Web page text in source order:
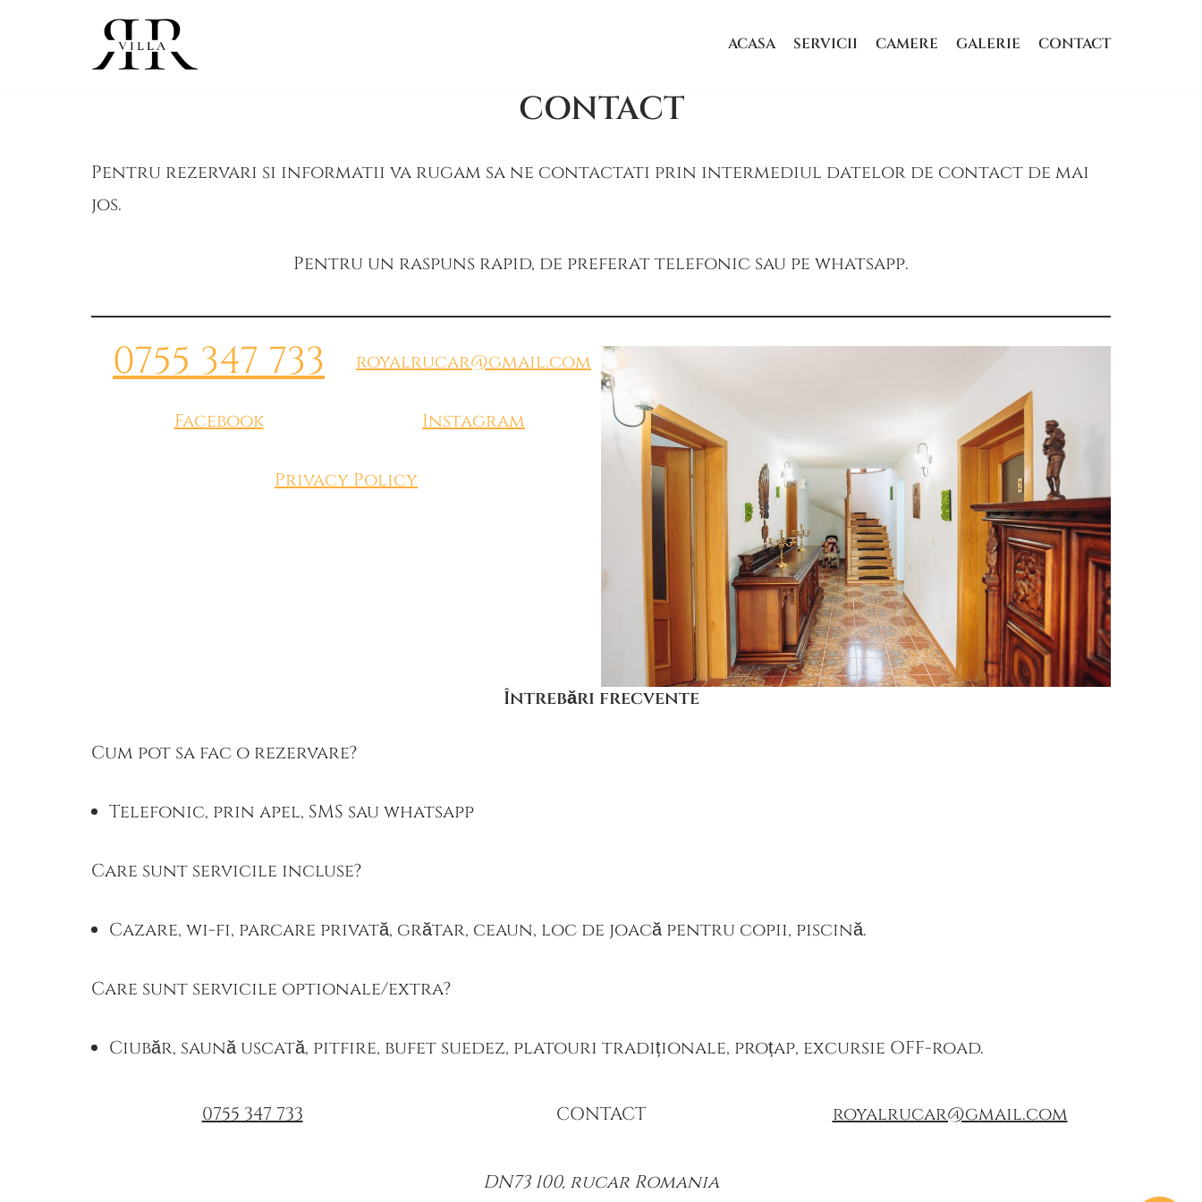
ACASA SERVICII CAMERE GALERIE CONTACT
CONTACT
Pentru rezervari si informatii va rugam sa ne contactati prin intermediul datelor de contact de mai
jos.
Pentru un raspuns rapid, de preferat telefonic sau pe whatsapp.
0755 347 733 royalrucar@gmail.com
Facebook Instagram
Privacy Policy
Întrebări frecvente
Cum pot sa fac o rezervare?
Telefonic, prin apel, SMS sau whatsapp
Care sunt servicile incluse?
Cazare, wi-fi, parcare privată, grătar, ceaun, loc de joacă pentru copii, piscină.
Care sunt servicile optionale/extra?
Ciubăr, saună uscată, pitfire, bufet suedez, platouri tradiționale, proțap, excursie OFF-road.
0755 347 733 CONTACT
DN73 100, rucar Romania
royalrucar@gmail.com